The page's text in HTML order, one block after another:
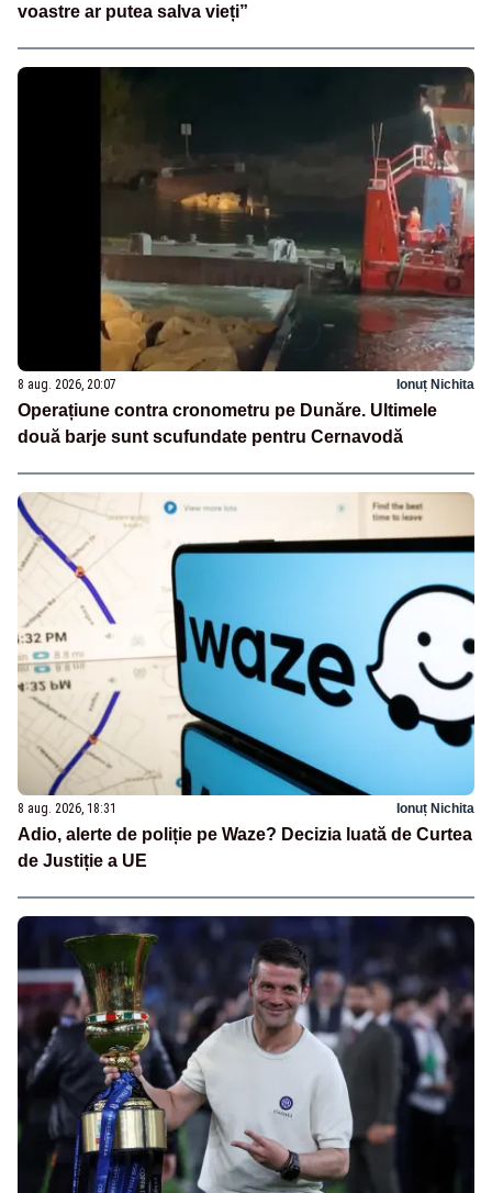
voastre ar putea salva vieți”
8 aug. 2026, 20:07 Ionuț Nichita
Operațiune contra cronometru pe Dunăre. Ultimele
două barje sunt scufundate pentru Cernavodă
8 aug. 2026, 18:31 Ionuț Nichita
Adio, alerte de poliție pe Waze? Decizia luată de Curtea
de Justiție a UE